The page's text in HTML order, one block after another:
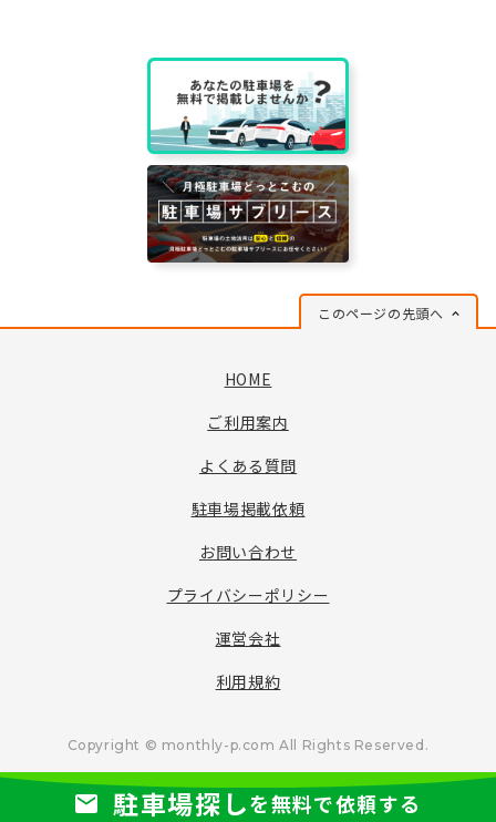
駐車場探しを無料で依頼する
このページの先頭へ
HOME
ご利用案内
よくある質問
駐車場掲載依頼
お問い合わせ
プライバシーポリシー
運営会社
利用規約
Copyright © monthly-p.com All Rights Reserved.